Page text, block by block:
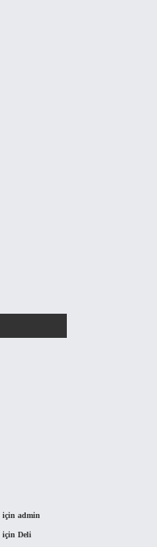
için admin
için Deli